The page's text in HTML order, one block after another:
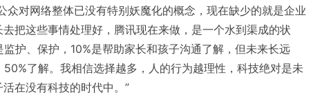
众对网络整体已没有特别妖魔化的概念，现在缺少的就是企业
把这些事情处理好，腾讯现在来做，是一个水到渠成的状
护、保护，10%是帮助家长和孩子沟通了解，但未来长远
了解。我相信选择越多，人的行为越理性，科技绝对是未
在没有科技的时代中。”